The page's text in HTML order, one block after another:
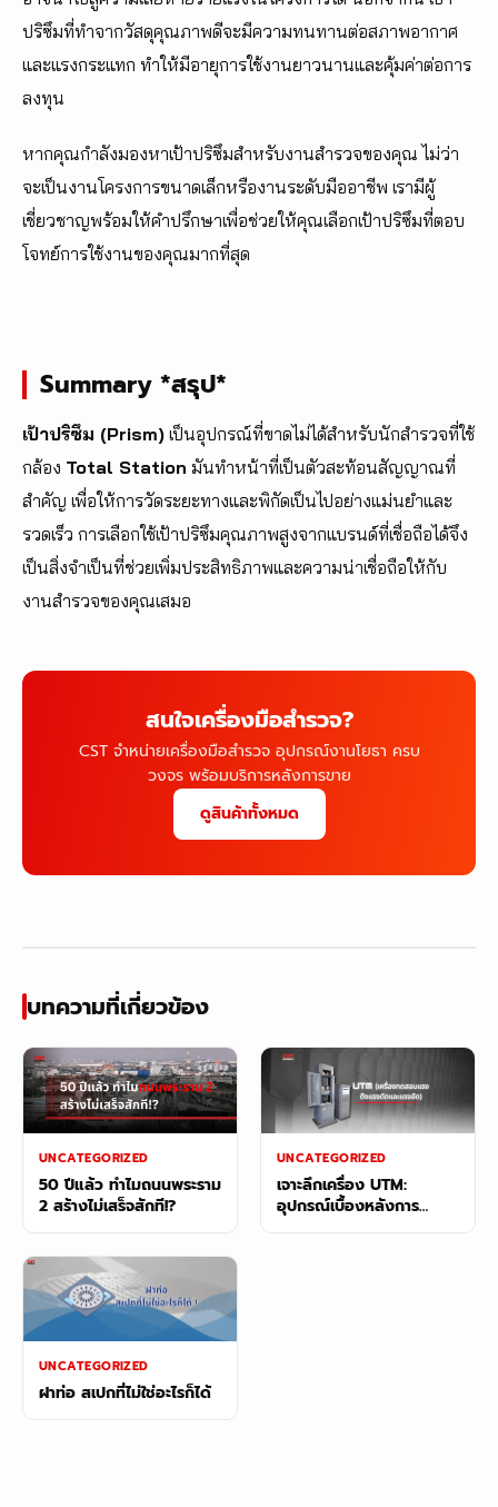
ปริซึมที่ทำจากวัสดุคุณภาพดีจะมีความทนทานต่อสภาพอากาศ
และแรงกระแทก ทำให้มีอายุการใช้งานยาวนานและคุ้มค่าต่อการ
ลงทุน
หากคุณกำลังมองหาเป้าปริซึมสำหรับงานสำรวจของคุณ ไม่ว่า
จะเป็นงานโครงการขนาดเล็กหรืองานระดับมืออาชีพ เรามีผู้
เชี่ยวชาญพร้อมให้คำปรึกษาเพื่อช่วยให้คุณเลือกเป้าปริซึมที่ตอบ
โจทย์การใช้งานของคุณมากที่สุด
Summary *สรุป*
เป้าปริซึม (Prism) เป็นอุปกรณ์ที่ขาดไม่ได้สำหรับนักสำรวจที่ใช้
กล้อง Total Station มันทำหน้าที่เป็นตัวสะท้อนสัญญาณที่
สำคัญ เพื่อให้การวัดระยะทางและพิกัดเป็นไปอย่างแม่นยำและ
รวดเร็ว การเลือกใช้เป้าปริซึมคุณภาพสูงจากแบรนด์ที่เชื่อถือได้จึง
เป็นสิ่งจำเป็นที่ช่วยเพิ่มประสิทธิภาพและความน่าเชื่อถือให้กับ
งานสำรวจของคุณเสมอ
สนใจเครื่องมือสำรวจ?
CST จำหน่ายเครื่องมือสำรวจ อุปกรณ์งานโยธา ครบ
วงจร พร้อมบริการหลังการขาย
ดูสินค้าทั้งหมด
บทความที่เกี่ยวข้อง
UNCATEGORIZED
50 ปีแล้ว ทำไมถนนพระราม
2 สร้างไม่เสร็จสักที!?
UNCATEGORIZED
เจาะลึกเครื่อง UTM:
อุปกรณ์เบื้องหลังการ
ทดสอบเหล็ก
UNCATEGORIZED
ฝาท่อ สเปกที่ไม่ใช่อะไรก็ได้